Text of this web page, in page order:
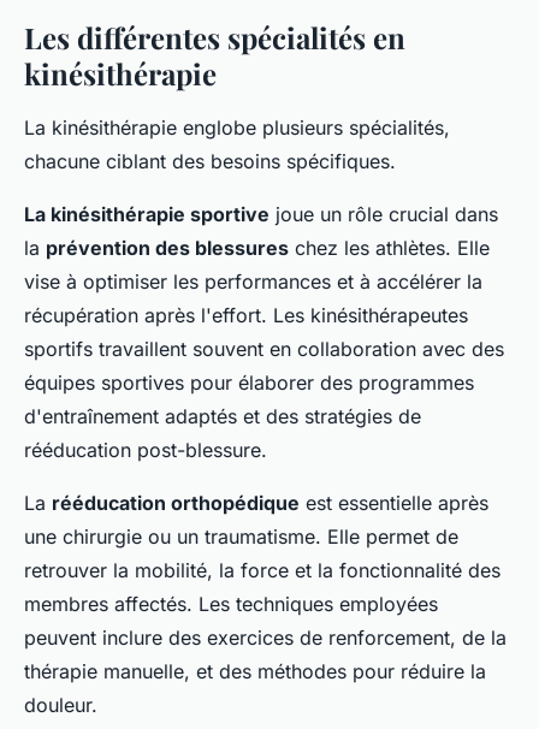
Les différentes spécialités en
kinésithérapie
La kinésithérapie englobe plusieurs spécialités,
chacune ciblant des besoins spécifiques.
La kinésithérapie sportive joue un rôle crucial dans
la prévention des blessures chez les athlètes. Elle
vise à optimiser les performances et à accélérer la
récupération après l'effort. Les kinésithérapeutes
sportifs travaillent souvent en collaboration avec des
équipes sportives pour élaborer des programmes
d'entraînement adaptés et des stratégies de
rééducation post-blessure.
La rééducation orthopédique est essentielle après
une chirurgie ou un traumatisme. Elle permet de
retrouver la mobilité, la force et la fonctionnalité des
membres affectés. Les techniques employées
peuvent inclure des exercices de renforcement, de la
thérapie manuelle, et des méthodes pour réduire la
douleur.